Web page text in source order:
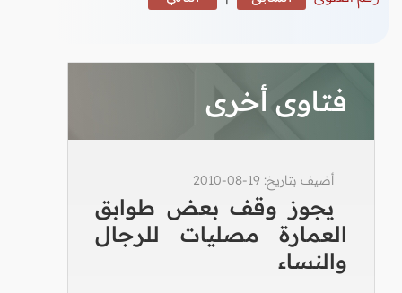
فتاوى أخرى
أضيف بتاريخ: 19-08-2010
يجوز وقف بعض طوابق
العمارة مصليات للرجال
والنساء